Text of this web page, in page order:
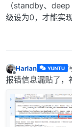
（standby、
级设为0，才能实现
离线
Harlan YUNTU
报错信息漏贴了，